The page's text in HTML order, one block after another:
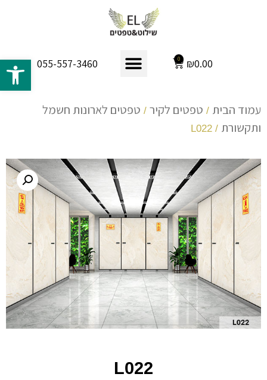
₪0.00
0
055-557-3460
עמוד הבית / טפטים לקיר / טפטים לארונות חשמל
ותקשורת / L022
L022